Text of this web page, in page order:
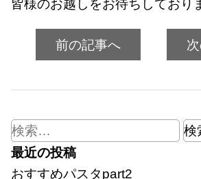
皆様のお越しをお待ちしており
前の記事へ
検
索:
最近の投稿
おすすめパスタpart2